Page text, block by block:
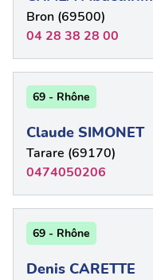
Bron (69500)
04 28 38 28 00
69 - Rhône
Claude SIMONET
Tarare (69170)
0474050206
69 - Rhône
Denis CARETTE